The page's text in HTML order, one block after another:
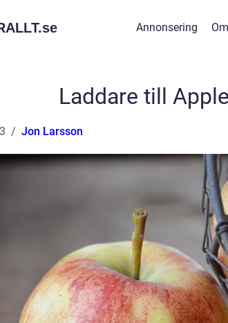
se Annonsering
Laddare till
Jon Larsson